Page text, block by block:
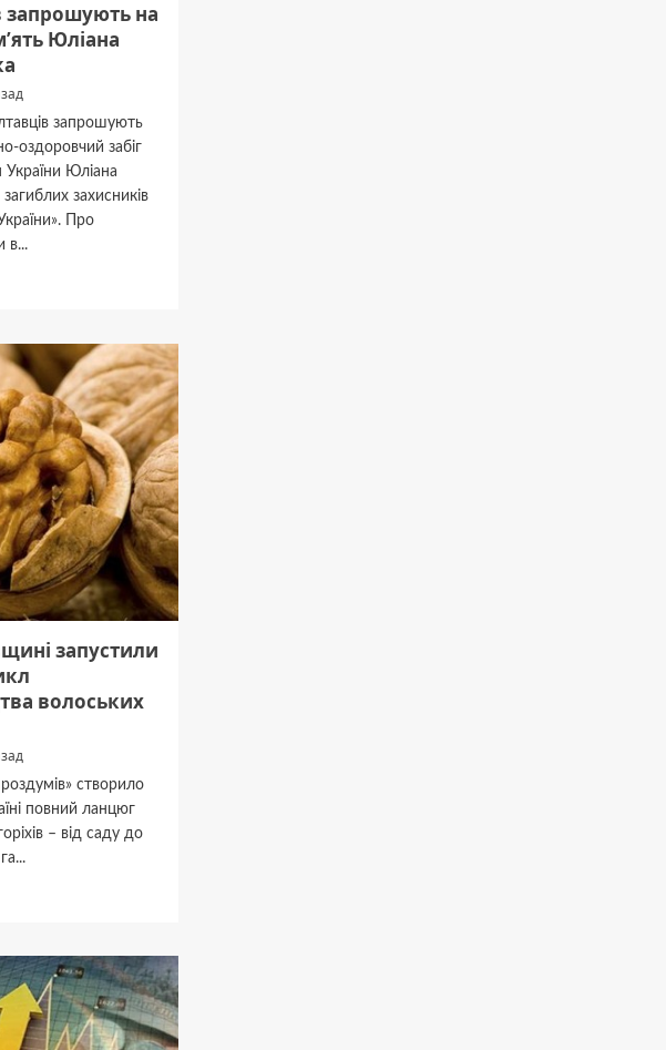
запрошують на
Юліана
запрошують
оздоровчий забіг
України Юліана
захисників
Про
в...
запустили
волоських
створило
повний ланцюг
– від саду до